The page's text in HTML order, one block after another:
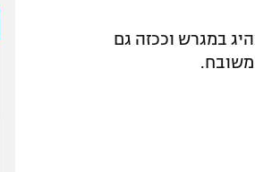
במגרש וככזה גם
משובח.